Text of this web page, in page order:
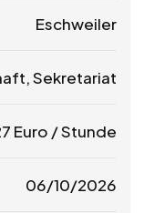
Eschweiler
Sekretariat
Euro / Stunde
06/10/2026